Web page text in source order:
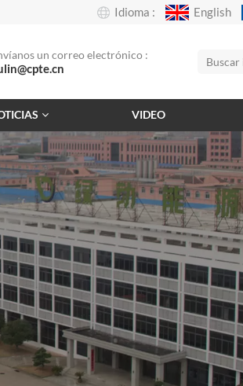
Idioma : English
un correo electrónico :
VIDEO